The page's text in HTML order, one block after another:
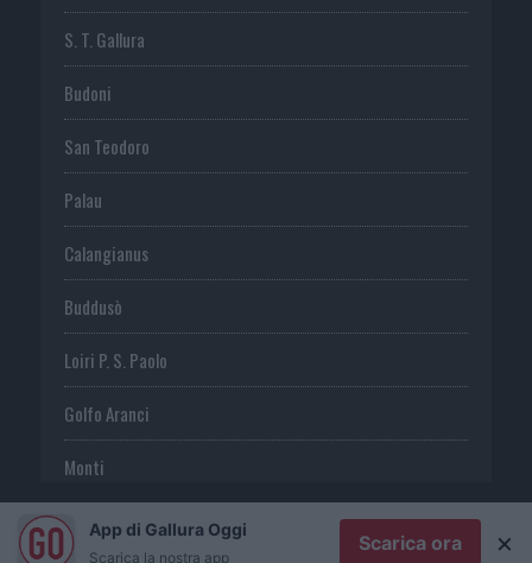
S. T. Gallura
Budoni
San Teodoro
Palau
Calangianus
Buddusò
Loiri P. S. Paolo
Golfo Aranci
Monti
TeltiApp di Gallura Oggi
Scarica la nostra app
Scarica ora ×